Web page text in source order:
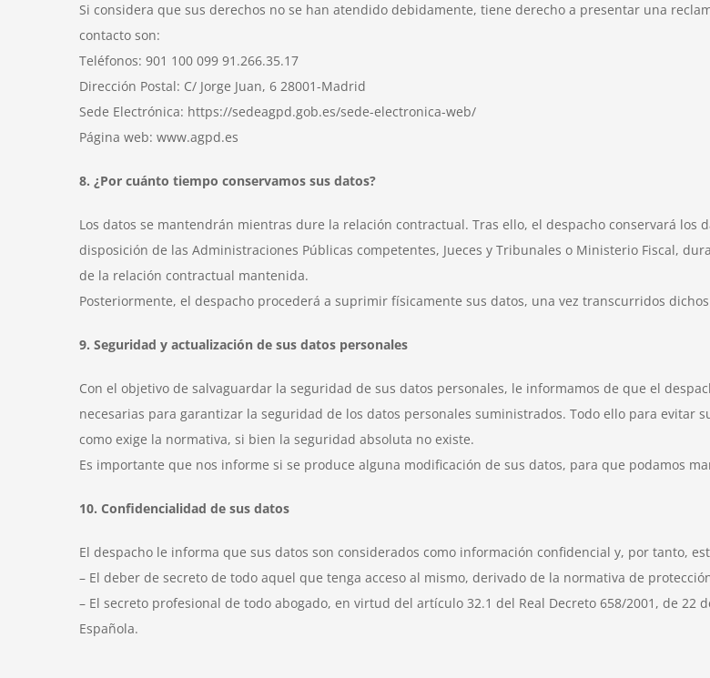
Si considera que sus derechos no se han atendido debidamente, tiene derecho a presentar una
contacto son:
Teléfonos: 901 100 099 91.266.35.17
Dirección Postal: C/ Jorge Juan, 6 28001-Madrid
Sede Electrónica: https://sedeagpd.gob.es/sede-electronica-web/
Página web: www.agpd.es
8. ¿Por cuánto tiempo conservamos sus datos?
Los datos se mantendrán mientras dure la relación contractual. Tras ello, el despacho conservará los
disposición de las Administraciones Públicas competentes, Jueces y Tribunales o Ministerio Fiscal,
de la relación contractual mantenida.
Posteriormente, el despacho procederá a suprimir físicamente sus datos, una vez transcurridos
9. Seguridad y actualización de sus datos personales
Con el objetivo de salvaguardar la seguridad de sus datos personales, le informamos de que el
necesarias para garantizar la seguridad de los datos personales suministrados. Todo ello para evitar
como exige la normativa, si bien la seguridad absoluta no existe.
Es importante que nos informe si se produce alguna modificación de sus datos, para que podamos
10. Confidencialidad de sus datos
El despacho le informa que sus datos son considerados como información confidencial y, por tanto,
– El deber de secreto de todo aquel que tenga acceso al mismo, derivado de la normativa de
– El secreto profesional de todo abogado, en virtud del artículo 32.1 del Real Decreto 658/2001, de
Española.